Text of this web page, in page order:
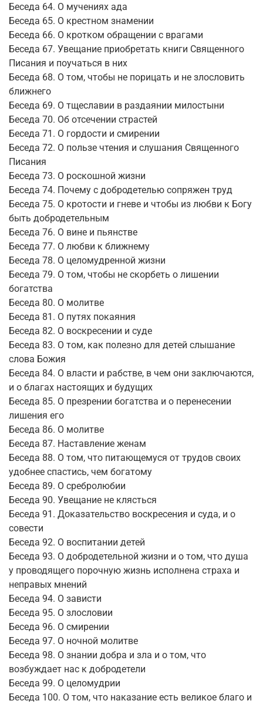
Беседа 64. О мучениях ада
Беседа 65. О крестном знамении
Беседа 66. О кротком обращении с врагами
Беседа 67. Увещание приобретать книги Священного
Писания и поучаться в них
Беседа 68. О том, чтобы не порицать и не злословить
ближнего
Беседа 69. О тщеславии в раздаянии милостыни
Беседа 70. Об отсечении страстей
Беседа 71. О гордости и смирении
Беседа 72. О пользе чтения и слушания Священного
Писания
Беседа 73. О роскошной жизни
Беседа 74. Почему с добродетелью сопряжен труд
Беседа 75. О кротости и гневе и чтобы из любви к Богу
быть добродетельным
Беседа 76. О вине и пьянстве
Беседа 77. О любви к ближнему
Беседа 78. О целомудренной жизни
Беседа 79. О том, чтобы не скорбеть о лишении
богатства
Беседа 80. О молитве
Беседа 81. О путях покаяния
Беседа 82. О воскресении и суде
Беседа 83. О том, как полезно для детей слышание
слова Божия
Беседа 84. О власти и рабстве, в чем они заключаются,
и о благах настоящих и будущих
Беседа 85. О презрении богатства и о перенесении
лишения его
Беседа 86. О молитве
Беседа 87. Наставление женам
Беседа 88. О том, что питающемуся от трудов своих
удобнее спастись, чем богатому
Беседа 89. О сребролюбии
Беседа 90. Увещание не клясться
Беседа 91. Доказательство воскресения и суда, и о
совести
Беседа 92. О воспитании детей
Беседа 93. О добродетельной жизни и о том, что душа
у проводящего порочную жизнь исполнена страха и
неправых мнений
Беседа 94. О зависти
Беседа 95. О злословии
Беседа 96. О смирении
Беседа 97. О ночной молитве
Беседа 98. О знании добра и зла и о том, что
возбуждает нас к добродетели
Беседа 99. О целомудрии
Беседа 100. О том, что наказание есть великое благо и